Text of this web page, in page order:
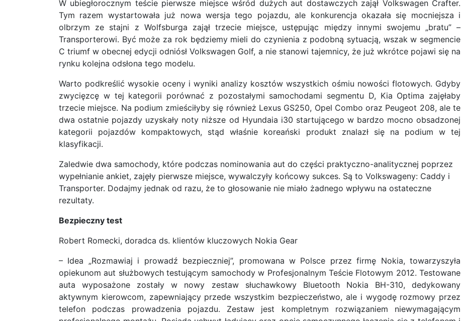
W ubiegłorocznym teście pierwsze miejsce wśród dużych aut dostawczych zajął Volkswagen Crafter.
Tym razem wystartowała już nowa wersja tego pojazdu, ale konkurencja okazała się mocniejsza i
olbrzym ze stajni z Wolfsburga zajął trzecie miejsce, ustępując między innymi swojemu „bratu” –
Transporterowi. Być może za rok będziemy mieli do czynienia z podobną sytuacją, wszak w segmencie
C triumf w obecnej edycji odniósł Volkswagen Golf, a nie stanowi tajemnicy, że już wkrótce pojawi się na
rynku kolejna odsłona tego modelu.
Warto podkreślić wysokie oceny i wyniki analizy kosztów wszystkich ośmiu nowości flotowych. Gdyby
zwycięzcę w tej kategorii porównać z pozostałymi samochodami segmentu D, Kia Optima zajęłaby
trzecie miejsce. Na podium zmieściłyby się również Lexus GS250, Opel Combo oraz Peugeot 208, ale te
dwa ostatnie pojazdy uzyskały noty niższe od Hyundaia i30 startującego w bardzo mocno obsadzonej
kategorii pojazdów kompaktowych, stąd właśnie koreański produkt znalazł się na podium w tej
klasyfikacji.
Zaledwie dwa samochody, które podczas nominowania aut do części praktyczno-analitycznej poprzez
wypełnianie ankiet, zajęły pierwsze miejsce, wywalczyły końcowy sukces. Są to Volkswageny: Caddy i
Transporter. Dodajmy jednak od razu, że to głosowanie nie miało żadnego wpływu na ostateczne
rezultaty.
Bezpieczny test
Robert Romecki, doradca ds. klientów kluczowych Nokia Gear
– Idea „Rozmawiaj i prowadź bezpieczniej”, promowana w Polsce przez firmę Nokia, towarzyszyła
opiekunom aut służbowych testującym samochody w Profesjonalnym Teście Flotowym 2012. Testowane
auta wyposażone zostały w nowy zestaw słuchawkowy Bluetooth Nokia BH-310, dedykowany
aktywnym kierowcom, zapewniający przede wszystkim bezpieczeństwo, ale i wygodę rozmowy przez
telefon podczas prowadzenia pojazdu. Zestaw jest kompletnym rozwiązaniem niewymagającym